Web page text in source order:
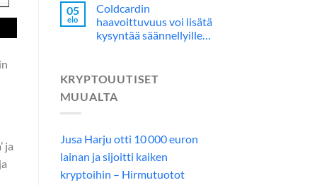
ja
05
elo
Coldcardin
haavoittuvuus voi lisätä
kysyntää säännellyille…
KRYPTOUUTISET
MUUALTA
Jusa Harju otti 10 000 euron
lainan ja sijoitti kaiken
kryptoihin – Hirmutuotot